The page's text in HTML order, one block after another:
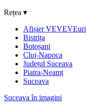
Rețea ▾
Afișier VEVEVEuri
Bistrița
Botoșani
Cluj-Napoca
Județul Suceava
Piatra-Neamț
Suceava
Suceava în imagini